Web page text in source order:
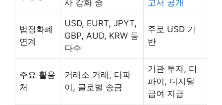
사 강화 중
고서 공개
법정화폐
연계
USD, EURT, JPYT,
GBP, AUD, KRW 등
다수
주로 USD 기
반
주요 활용
처
거래소 거래, 디파
이, 글로벌 송금
기관 투자, 디
파이, 디지털
급여 지급